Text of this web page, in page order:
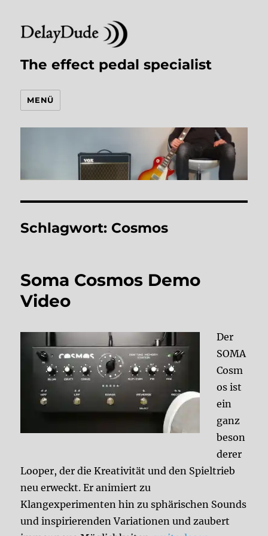
The effect pedal specialist
MENÜ
Schlagwort: Cosmos
Soma Cosmos Demo
Video
Der
SOMA
Cosm
os ist
ein
ganz
beson
derer
Looper, der die Kreativität und den Spieltrieb
neu erweckt. Er animiert zu
Klangexperimenten hin zu sphärischen Sounds
und inspirierenden Variationen und zaubert